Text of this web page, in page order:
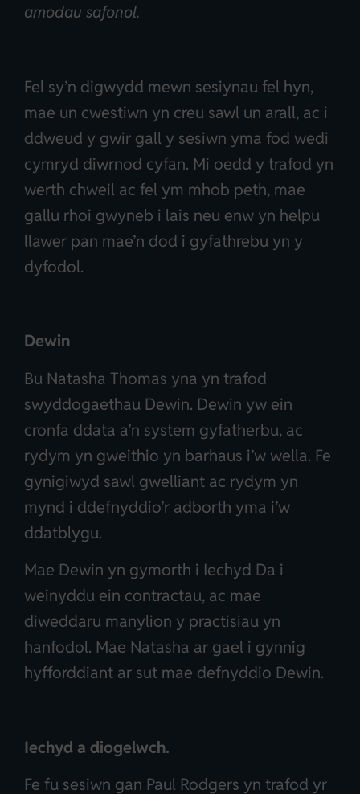
amodau safonol.
Fel sy’n digwydd mewn sesiynau fel hyn,
mae un cwestiwn yn creu sawl un arall, ac i
ddweud y gwir gall y sesiwn yma fod wedi
cymryd diwrnod cyfan. Mi oedd y trafod yn
werth chweil ac fel ym mhob peth, mae
gallu rhoi gwyneb i lais neu enw yn helpu
llawer pan mae’n dod i gyfathrebu yn y
dyfodol.
Dewin
Bu Natasha Thomas yna yn trafod
swyddogaethau Dewin. Dewin yw ein
cronfa ddata a’n system gyfatherbu, ac
rydym yn gweithio yn barhaus i’w wella. Fe
gynigiwyd sawl gwelliant ac rydym yn
mynd i ddefnyddio’r adborth yma i’w
ddatblygu.
Mae Dewin yn gymorth i Iechyd Da i
weinyddu ein contractau, ac mae
diweddaru manylion y practisiau yn
hanfodol. Mae Natasha ar gael i gynnig
hyfforddiant ar sut mae defnyddio Dewin.
Iechyd a diogelwch.
Fe fu sesiwn gan Paul Rodgers yn trafod yr